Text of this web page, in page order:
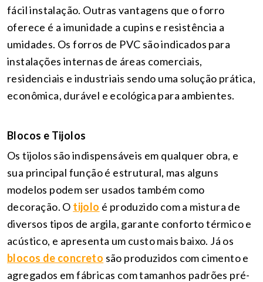
fácil instalação. Outras vantagens que o forro
oferece é a imunidade a cupins e resistência a
umidades. Os forros de PVC são indicados para
instalações internas de áreas comerciais,
residenciais e industriais sendo uma solução prática,
econômica, durável e ecológica para ambientes.
Blocos e Tijolos
Os tijolos são indispensáveis em qualquer obra, e
sua principal função é estrutural, mas alguns
modelos podem ser usados também como
decoração. O tijolo é produzido com a mistura de
diversos tipos de argila, garante conforto térmico e
acústico, e apresenta um custo mais baixo. Já os
blocos de concreto são produzidos com cimento e
agregados em fábricas com tamanhos padrões pré-